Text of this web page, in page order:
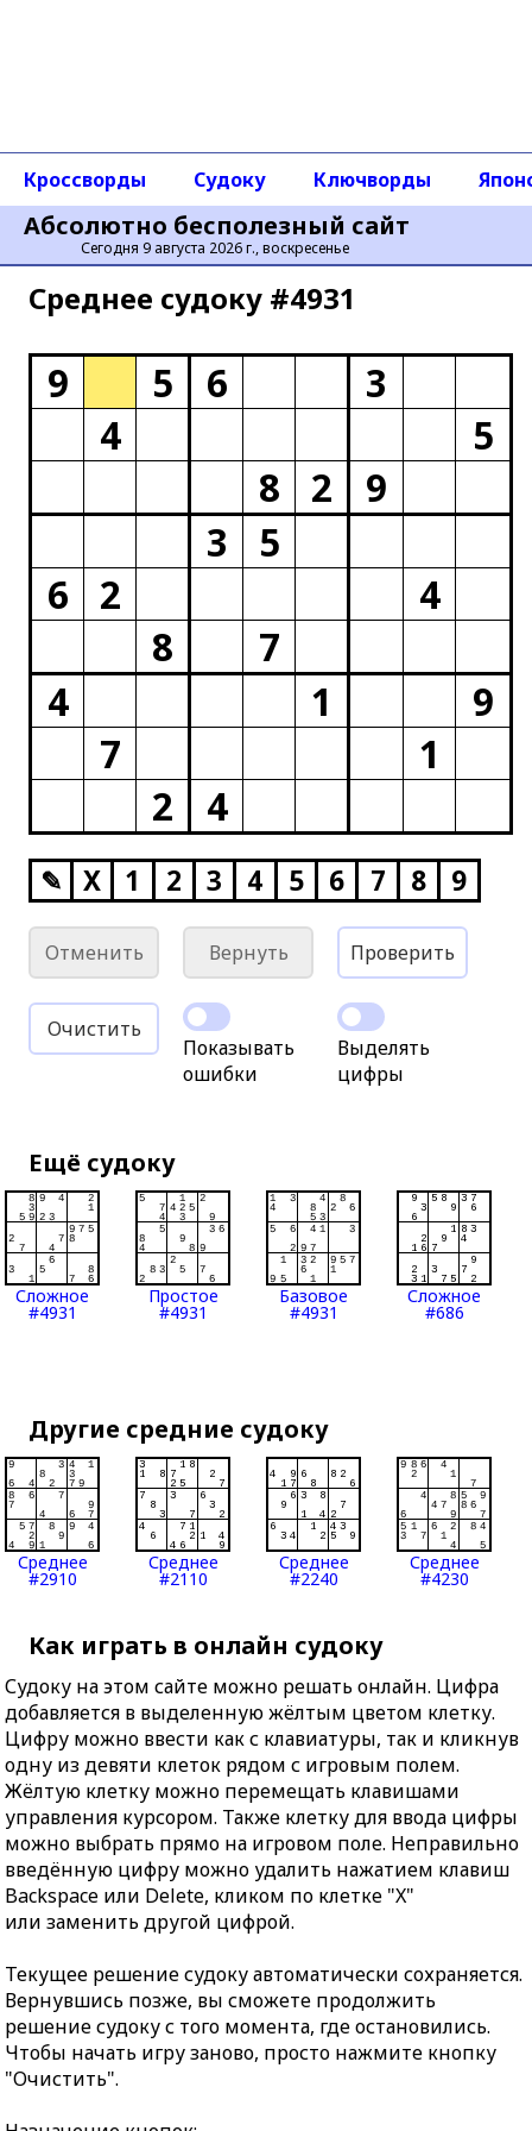
Абсолютно бесполезный сайт
Сегодня 9 августа 2026 г., воскресенье
Кроссворды Судоку Ключворды
Среднее cудоку #4931
9 5 6
3
4
5
8
2
9
3
5
6
2
4
8
7
4
1
9
7
1
2
4
✎ X 1 2 3 4 5 6 7 8 9
Отменить Вернуть Проверить
Очистить
Показывать
ошибки
Выделять
цифры
Ещё судоку
Сложное
#4931
Простое
#4931
Базовое
#4931
Сложное
#686
Другие средние судоку
Среднее
#2910
Среднее
#2110
Среднее
#2240
Среднее
#4230
Как играть в онлайн судоку
Судоку на этом сайте можно решать онлайн. Цифра
добавляется в выделенную жёлтым цветом клетку.
Цифру можно ввести как с клавиатуры, так и кликнув
одну из девяти клеток рядом с игровым полем.
Жёлтую клетку можно перемещать клавишами
управления курсором. Также клетку для ввода цифры
можно выбрать прямо на игровом поле. Неправильно
введённую цифру можно удалить нажатием клавиш
Backspace или Delete, кликом по клетке "X"
или заменить другой цифрой.
Текущее решение судоку автоматически сохраняется.
Вернувшись позже, вы сможете продолжить
решение судоку с того момента, где остановились.
Чтобы начать игру заново, просто нажмите кнопку
"Очистить".